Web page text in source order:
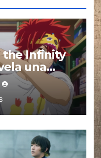
the Infinity
una